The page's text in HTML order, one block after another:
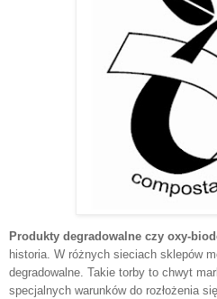
Produkty degradowalne czy oxy-
historia. W różnych sieciach sklepów
degradowalne. Takie torby to chwyt
specjalnych warunków do rozłożenia